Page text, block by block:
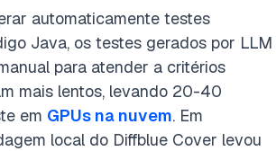
automaticamente testes
Java, os testes gerados por LLM
para atender a critérios
mais lentos, levando 20-40
em GPUs na nuvem. Em
local do Diffblue Cover levou